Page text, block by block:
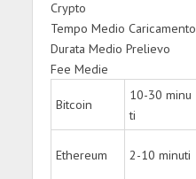
Crypto
Tempo Medio Caricamento
Durata Medio Prelievo
Fee Medie
Bitcoin
10-30 minu
ti
Ethereum 2-10 minuti